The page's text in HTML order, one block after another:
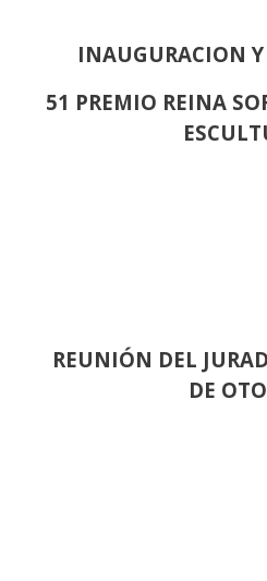
INAUGURACION
51 PREMIO REINA
REUNIÓN DEL
DE